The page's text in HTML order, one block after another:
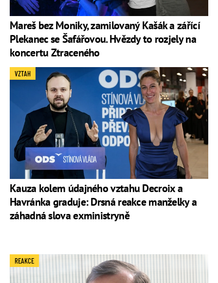
Mareš bez Moniky, zamilovaný Kašák a zářící
Plekanec se Šafářovou. Hvězdy to rozjely na
koncertu Ztraceného
Kauza kolem údajného vztahu Decroix a
Havránka graduje: Drsná reakce manželky a
záhadná slova exministryně
VZTAH
REAKCE